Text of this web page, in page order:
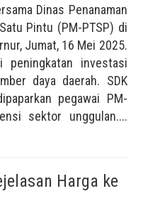
Dinas Penanaman
Pintu (PM-PTSP) di
Jumat, 16 Mei 2025.
peningkatan investasi
daya daerah. SDK
pegawai PM-
sektor unggulan....
Harga ke